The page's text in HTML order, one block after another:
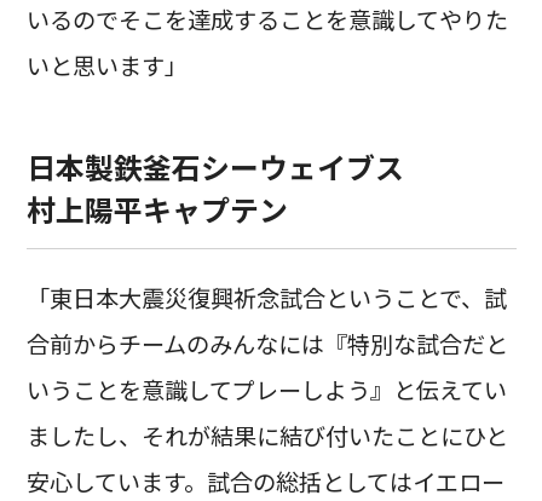
いるのでそこを達成することを意識してやりた
いと思います」
日本製鉄釜石シーウェイブス
村上陽平キャプテン
「東日本大震災復興祈念試合ということで、試
合前からチームのみんなには『特別な試合だと
いうことを意識してプレーしよう』と伝えてい
ましたし、それが結果に結び付いたことにひと
安心しています。試合の総括としてはイエロー